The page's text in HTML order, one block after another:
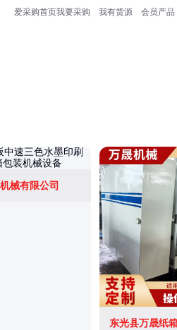
爱采购首页我要采购 我有货源 会员产品
械有限公司